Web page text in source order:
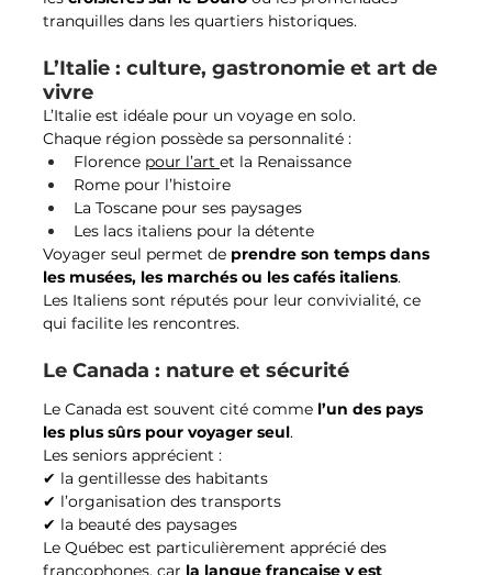
tranquilles dans les quartiers historiques.
L’Italie : culture, gastronomie et art de
vivre
L’Italie est idéale pour un voyage en solo.
Chaque région possède sa personnalité :
Florence pour l’art et la Renaissance
Rome pour l’histoire
La Toscane pour ses paysages
Les lacs italiens pour la détente
Voyager seul permet de prendre son temps dans
les musées, les marchés ou les cafés italiens.
Les Italiens sont réputés pour leur convivialité, ce
qui facilite les rencontres.
Le Canada : nature et sécurité
Le Canada est souvent cité comme l’un des pays
les plus sûrs pour voyager seul.
Les seniors apprécient :
✔ la gentillesse des habitants
✔ l’organisation des transports
✔ la beauté des paysages
Le Québec est particulièrement apprécié des
francophones, car la langue française y est